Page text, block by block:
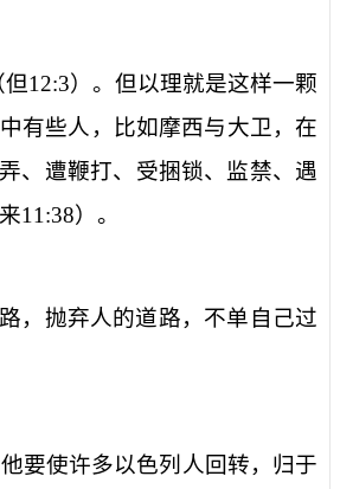
但12:3）。但以理就是这样一颗
有些人，比如摩西与大卫，在
、遭鞭打、受捆锁、监禁、遇
来11:38）。
，抛弃人的道路，不单自己过
要使许多以色列人回转，归于